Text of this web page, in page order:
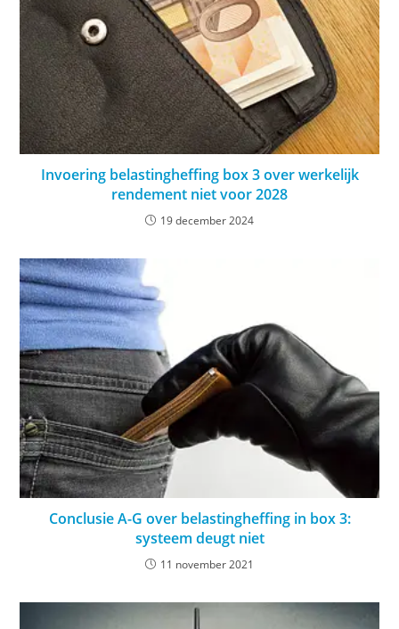
Invoering belastingheffing box 3 over werkelijk
rendement niet voor 2028
19 december 2024
Conclusie A-G over belastingheffing in box 3:
systeem deugt niet
11 november 2021